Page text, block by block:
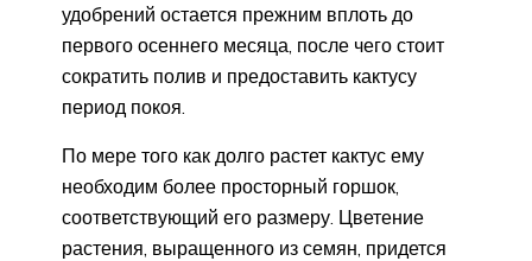
удобрений остается прежним вплоть до
первого осеннего месяца, после чего стоит
сократить полив и предоставить кактусу
период покоя.
По мере того как долго растет кактус ему
необходим более просторный горшок,
соответствующий его размеру. Цветение
растения, выращенного из семян, придется